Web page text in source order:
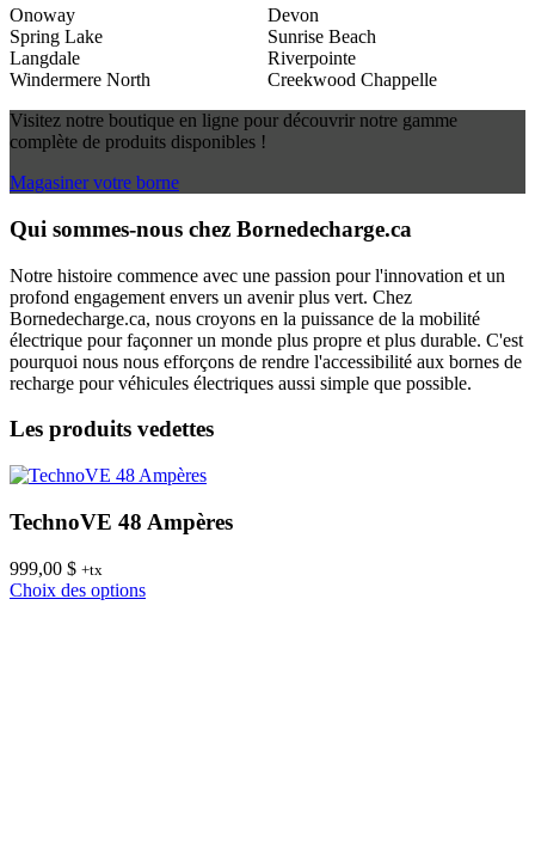
Onoway
Devon
Spring Lake
Sunrise Beach
Langdale
Riverpointe
Windermere North
Creekwood Chappelle
Visitez notre boutique en ligne pour découvrir notre gamme
complète de produits disponibles !
Magasiner votre borne
Qui sommes-nous chez Bornedecharge.ca
Notre histoire commence avec une passion pour l'innovation et un
profond engagement envers un avenir plus vert. Chez
Bornedecharge.ca, nous croyons en la puissance de la mobilité
électrique pour façonner un monde plus propre et plus durable. C'est
pourquoi nous nous efforçons de rendre l'accessibilité aux bornes de
recharge pour véhicules électriques aussi simple que possible.
Les produits vedettes
TechnoVE 48 Ampères
999,00 $ +tx
Choix des optionsCe